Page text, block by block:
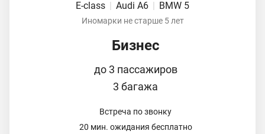
E-class | Audi A6 | BMW 5
Иномарки не старше 5 лет
Бизнес
до 3 пассажиров
3 багажа
Встреча по звонку
20 мин. ожидания бесплатно